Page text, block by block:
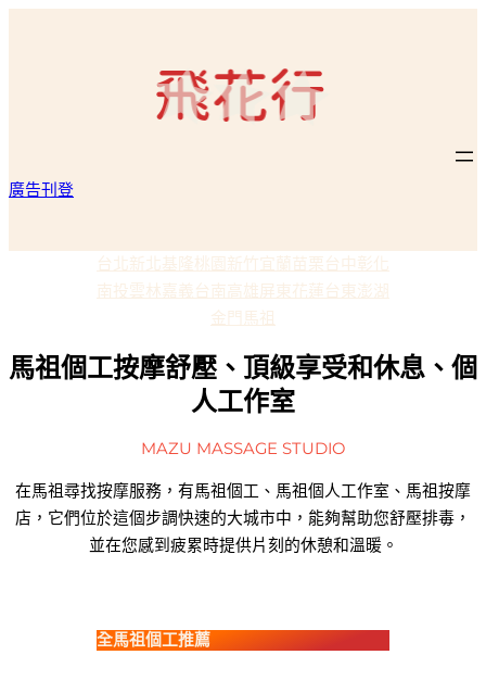
廣告刊登
台北新北基隆桃園 新竹宜蘭苗栗台中彰化
南投雲林嘉義台南高雄 屏東花蓮 台東澎湖
金門 馬祖
馬祖個工按摩舒壓、頂級享受和休息、個
人工作室
MAZU MASSAGE STUDIO
在馬祖尋找按摩服務，有馬祖個工、馬祖個人工作室、馬祖按摩
店，它們位於這個步調快速的大城市中，能夠幫助您舒壓排毒，
並在您感到疲累時提供片刻的休憩和溫暖。
全馬祖個工推薦